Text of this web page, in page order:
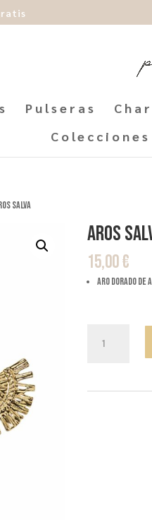
Pulseras
Colecciones
Salva
Aros
15,00€
aro dorado de
Salva